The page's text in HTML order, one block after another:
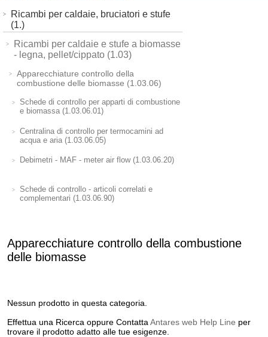
Ricambi per caldaie, bruciatori e stufe
(1.)
Ricambi per caldaie e stufe a biomasse
- legna, pellet/cippato (1.03)
Apparecchiature controllo della
combustione delle biomasse (1.03.06)
Schede di controllo per apparti di combustione
e biomassa (1.03.06.01)
Centralina di controllo per termocamini ad
acqua e aria (1.03.06.05)
Debimetri - MAF - meter air flow (1.03.06.20)
Schede di controllo - articoli correlati e
complementari (1.03.06.90)
Apparecchiature controllo della combustione
delle biomasse
Nessun prodotto in questa categoria.
Effettua una Ricerca oppure ContattaAntares web Help Line per
trovare il prodotto adatto alle tue esigenze.